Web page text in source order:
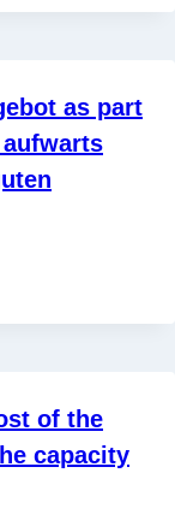
as part
of the
capacity